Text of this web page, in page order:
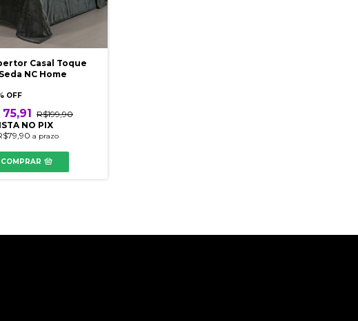
Casal Toque
NC Home
OFF
75,91
R$199,90
NO PIX
a prazo
COMPRAR